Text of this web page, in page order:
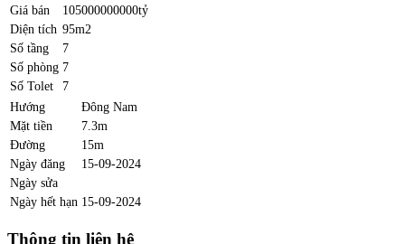
Giá bán
105000000000tỷ
Diện tích 95m2
Số tầng
7
Số phòng 7
Số Tolet
7
Hướng
Đông Nam
Mặt tiền
7.3m
Đường
15m
Ngày đăng
15-09-2024
Ngày sửa
Ngày hết hạn 15-09-2024
Thông tin liên hệ